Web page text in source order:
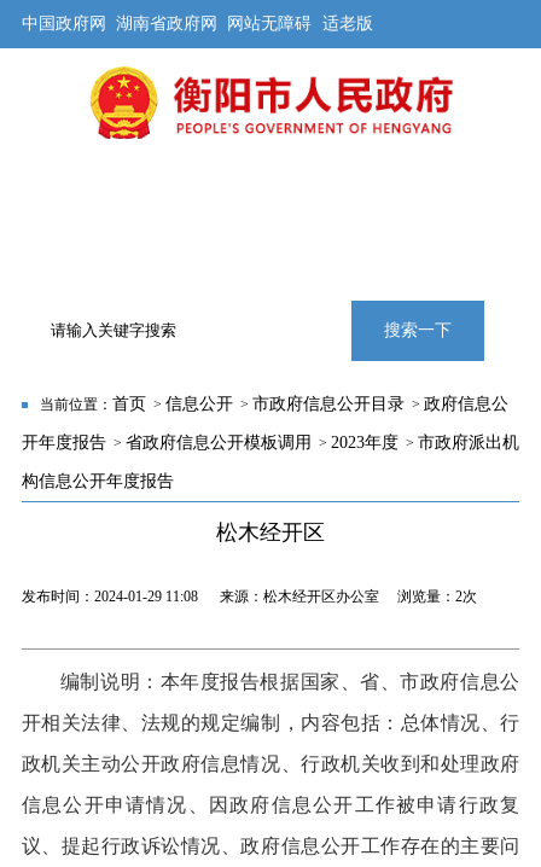
中国政府网 湖南省政府网 网站无障碍 适老版
搜索一下
当前位置： 首页 > 信息公开> 市政府信息公开目录> 政府信息公
开年度报告> 省政府信息公开模板调用 > 2023年度> 市政府派出机
构信息公开年度报告
松木经开区
发布时间：2024-01-29 11:08 来源：松木经开区办公室 浏览量： 2次
编制说明：本年度报告根据国家、省、市政府信息公
开相关法律、法规的规定编制，内容包括：总体情况、行
政机关主动公开政府信息情况、行政机关收到和处理政府
信息公开申请情况、因政府信息公开工作被申请行政复
议、提起行政诉讼情况、政府信息公开工作存在的主要问